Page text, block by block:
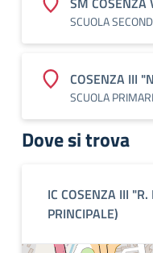
SCUOLA
COSENZA III
SCUOLA
Dove si trova
IC COSENZA III
PRINCIPALE)